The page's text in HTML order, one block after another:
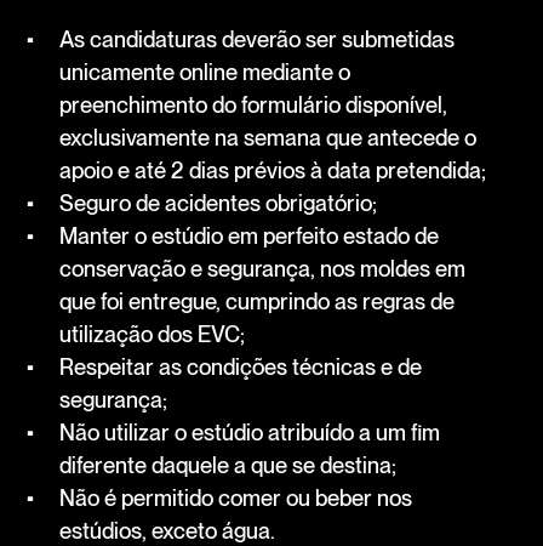
As candidaturas deverão ser submetidas
unicamente online mediante o
preenchimento do formulário disponível,
exclusivamente na semana que antecede o
apoio e até 2 dias prévios à data pretendida;
Seguro de acidentes obrigatório;
Manter o estúdio em perfeito estado de
conservação e segurança, nos moldes em
que foi entregue, cumprindo as regras de
utilização dos EVC;
Respeitar as condições técnicas e de
segurança;
Não utilizar o estúdio atribuído a um fim
diferente daquele a que se destina;
Não é permitido comer ou beber nos
estúdios, exceto água.